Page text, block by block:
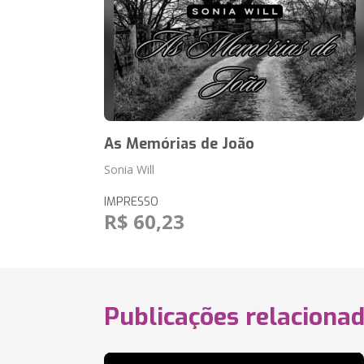
As Memórias de João
Sonia Will
IMPRESSO
R$ 60,23
Publicações